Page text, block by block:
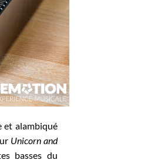
et alambiqué
Unicorn and
basses du